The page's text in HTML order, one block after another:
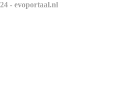
- evoportaal.nl